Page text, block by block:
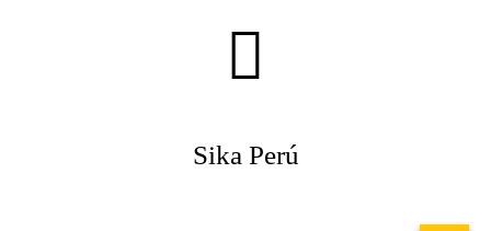
Sika Perú